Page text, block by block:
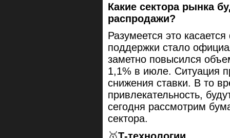
Какие сектора рынка
распродажи?
Разумеется это
поддержки стало
заметно повысился
1,1% в июле. Ситуация
снижения ставки. В то
привлекательность,
сегодня рассмотрим
сектора.